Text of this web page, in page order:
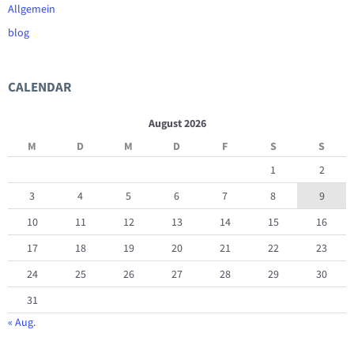
Allgemein
blog
CALENDAR
August 2026
M
D M D F S
S
1
2
3
4 5 6 7 8
9
10
11 12 13 14 15
16
17
18 19 20 21 22
23
24
25 26 27 28 29
30
31
« Aug.